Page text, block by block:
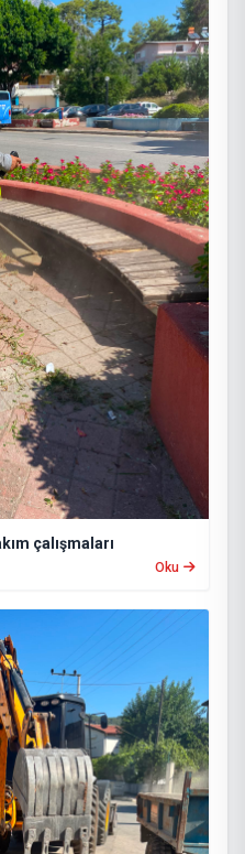
çalışmaları
Oku